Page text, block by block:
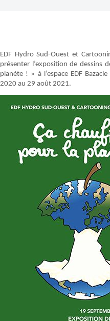
EDF Hydro Sud-Ouest et
présenter l’exposition de dessins
planète ! » à l’espace EDF
2020 au 29 août 2021.